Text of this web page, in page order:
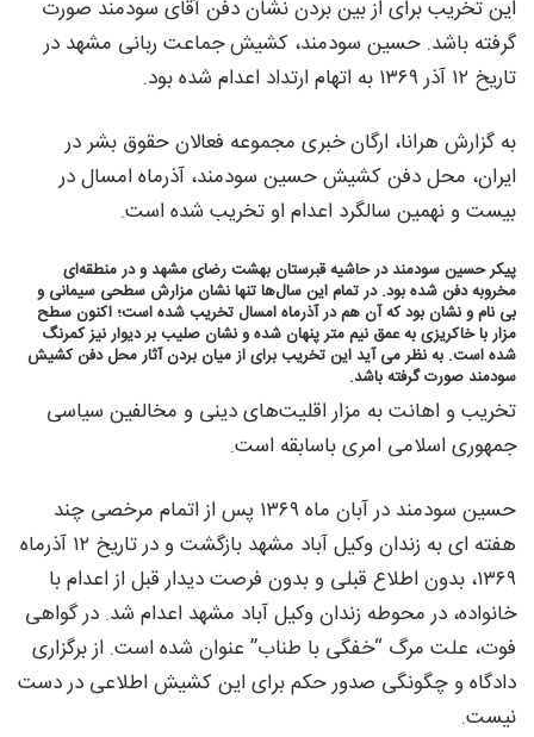
این تخریب برای از بین بردن نشان دفن آقای سودمند صورت
گرفته باشد. حسین سودمند، کشیش جماعت ربانی مشهد در
تاریخ ۱۲ آذر ۱۳۶۹ به اتهام ارتداد اعدام شده بود.
به گزارش هرانا، ارگان خبری مجموعه فعالان حقوق بشر در
ایران، محل دفن کشیش حسین سودمند، آذرماه امسال در
بیست و نهمین سالگرد اعدام او تخریب شده است.
پیکر حسین سودمند در حاشیه قبرستان بهشت رضای مشهد و در منطقه‌ای
مخروبه دفن شده بود. در تمام این سال‌ها تنها نشان مزارش سطحی سیمانی و
بی نام و نشان بود که آن هم در آذرماه امسال تخریب شده است؛ اکنون سطح
مزار با خاکریزی به عمق نیم متر پنهان شده و نشان صلیب بر دیوار نیز کمرنگ
شده است. به نظر می آید این تخریب برای از میان بردن آثار محل دفن کشیش
سودمند صورت گرفته باشد.
تخریب و اهانت به مزار اقلیت‌های دینی و مخالفین سیاسی
جمهوری اسلامی امری باسابقه است.
حسین سودمند در آبان ماه ۱۳۶۹ پس از اتمام مرخصی چند
هفته ای به زندان وکیل آباد مشهد بازگشت و در تاریخ ۱۲ آذرماه
۱۳۶۹، بدون اطلاع قبلی و بدون فرصت دیدار قبل از اعدام با
خانواده، در محوطه زندان وکیل آباد مشهد اعدام شد. در گواهی
فوت، علت مرگ “خفگی با طناب” عنوان شده است. از برگزاری
دادگاه و چگونگی صدور حکم برای این کشیش اطلاعی در دست
نیست.